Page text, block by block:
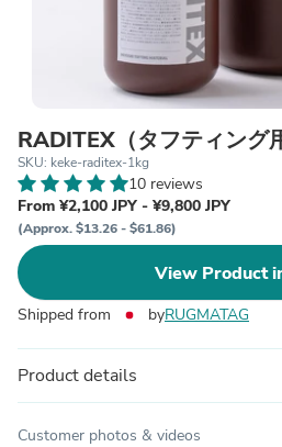
RADITEX（タフティング
SKU: keke-raditex-1kg
10 reviews
From ¥2,100 JPY - ¥9,800 JPY
(Approx. $13.26 - $61.86)
View Product
Shipped from byRUGMATAG
Product details
Customer photos & videos